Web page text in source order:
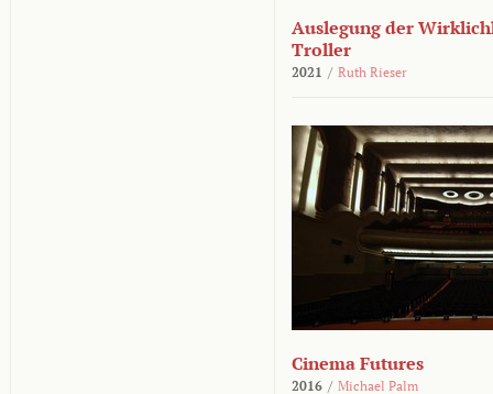
Auslegung der
Troller
2021 / Ruth Rieser
Cinema Futures
2016 / Michael Palm